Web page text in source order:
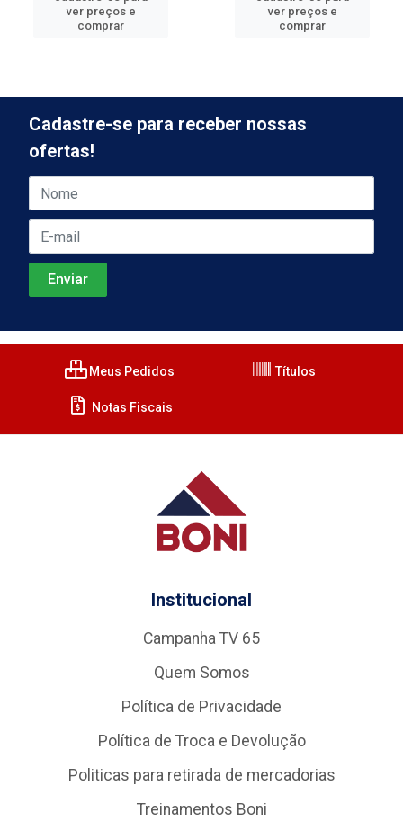
ver preços e
comprar
ver preços e
comprar
Cadastre-se para receber nossas
ofertas!
Meus Pedidos Títulos
Notas Fiscais
Institucional
Campanha TV 65
Quem Somos
Política de Privacidade
Política de Troca e Devolução
Politicas para retirada de mercadorias
Treinamentos Boni